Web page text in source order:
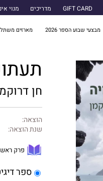
GIFT CARD מדריכים מנוי
מבצעי שבוע הספר 2026 מארזים
חן
הוצאה:
שנת הוצאה:
פרק
ספר